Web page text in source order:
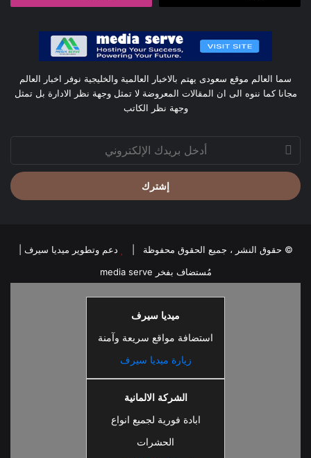
سما العالم موقع سعودى يهتم بالاخبار العالمية والخليجية نوفر اخبار العالم
مجانا كما ننوه الى ان المقالات المعروضة لا تمثل وجهة نظر الادارة بل تمثل
وجهة نظر الكاتب
بريدك
الإلكتروني
© حقوق النشر ، جميع الحقوق محفوظة | دعم وتطوير ميديا سيرف
مُستضاف بفخر media serve
ميديا سيرف
استضافة مواقع سريعة وآمنة
زيارة ميديا سيرف
الشركة الالمانية
ابادة فورية لجميع انواع
الحشرات